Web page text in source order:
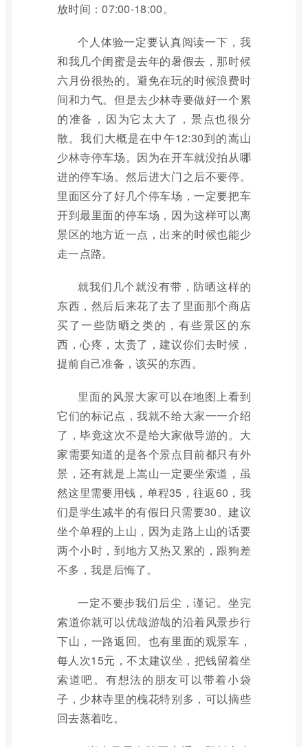
放时间：07:00-18:00。
个人体验一定要认真阅读一下，我
和我几个闺蜜是去年的暑假去，那时候
六月份很热的。避免在玩的时候浪费时
间和力气。但是去少林寺要做好一个累
的准备，因为它太大了，景点也很分
散。我们大概是在中午12:30到的嵩山
少林寺停车场。因为在开车就没拍从哪
进的停车场。然后进大门之后不要停。
里面区分了好几个停车场，一定要把车
开到最里面的停车场，因为这样可以离
景区的地方近一点，出来的时候也能少
走一点路。
就我们几个就没有带，防晒这样的
东西，然后后来花了去了里面那个商店
买了一些防晒之类的，有些景区的东
西，心疼，太贵了，建议你们去时候，
提前自己准备，该买的东西。
里面的风景大家可以在地图上看到
它们的标记点，我就不给大家一一介绍
了，毕竟这次不是给大家做导游的。大
家需要知道的是各个景点目前都只有外
景，还有就是上嵩山一定要坐索道，虽
然这里需要用钱，单程35，往返60，我
们是学生减半的有假日只需要30。建议
坐个单程的上山，因为走路上山的话要
两个小时，到地方又热又累的，跟狗差
不多，我是后悔了。
一定不要步我们后尘，谨记。坐完
索道你就可以优哉游哉的沿着风景步行
下山，一路返回。也有里面的观景车，
每人次15元，不太建议坐，把钱留着坐
索道吧。有想法的朋友可以带着小袋
子，少林寺里的槐花特别多，可以摘些
回去蒸着吃。